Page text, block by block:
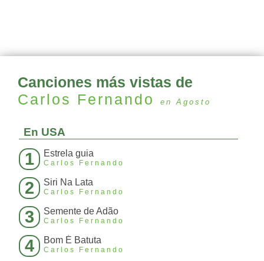
Canciones más vistas de
Carlos Fernando
en Agosto
En USA
1 Estrela guia
Carlos Fernando
2 Siri Na Lata
Carlos Fernando
3 Semente de Adão
Carlos Fernando
4 Bom É Batuta
Carlos Fernando